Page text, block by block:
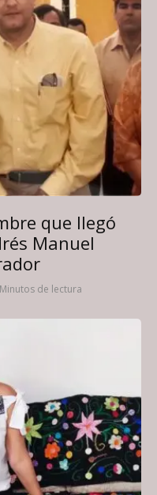
que llegó
Manuel
de lectura